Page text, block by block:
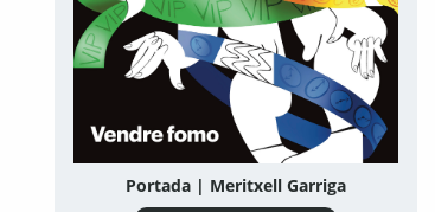
Portada | Meritxell Garriga